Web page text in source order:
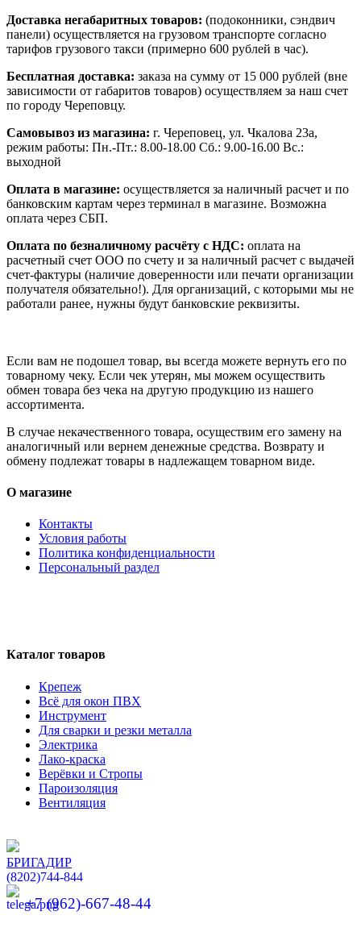
Доставка негабаритных товаров: (подоконники, сэндвич
панели) осуществляется на грузовом транспорте согласно
тарифов грузового такси (примерно 600 рублей в час).
Бесплатная доставка: заказа на сумму от 15 000 рублей (вне
зависимости от габаритов товаров) осуществляем за наш счет
по городу Череповцу.
Самовывоз из магазина: г. Череповец, ул. Чкалова 23а,
режим работы: Пн.-Пт.: 8.00-18.00 Сб.: 9.00-16.00 Вс.:
выходной
Оплата в магазине: осуществляется за наличный расчет и по
банковским картам через терминал в магазине. Возможна
оплата через СБП.
Оплата по безналичному расчёту с НДС: оплата на
расчетный счет ООО по счету и за наличный расчет с выдачей
счет-фактуры (наличие доверенности или печати организации
получателя обязательно!). Для организаций, с которыми мы не
работали ранее, нужны будут банковские реквизиты.
Если вам не подошел товар, вы всегда можете вернуть его по
товарному чеку. Если чек утерян, мы можем осуществить
обмен товара без чека на другую продукцию из нашего
ассортимента.
В случае некачественного товара, осуществим его замену на
аналогичный или вернем денежные средства. Возврату и
обмену подлежат товары в надлежащем товарном виде.
О магазине
Контакты
Условия работы
Политика конфиденциальности
Персональный раздел
Каталог товаров
Крепеж
Всё для окон ПВХ
Инструмент
Для сварки и резки металла
Электрика
Лако-краска
Верёвки и Стропы
Пароизоляция
Вентиляция
БРИГАДИР
(8202)744-844
+7 (962)-667-48-44